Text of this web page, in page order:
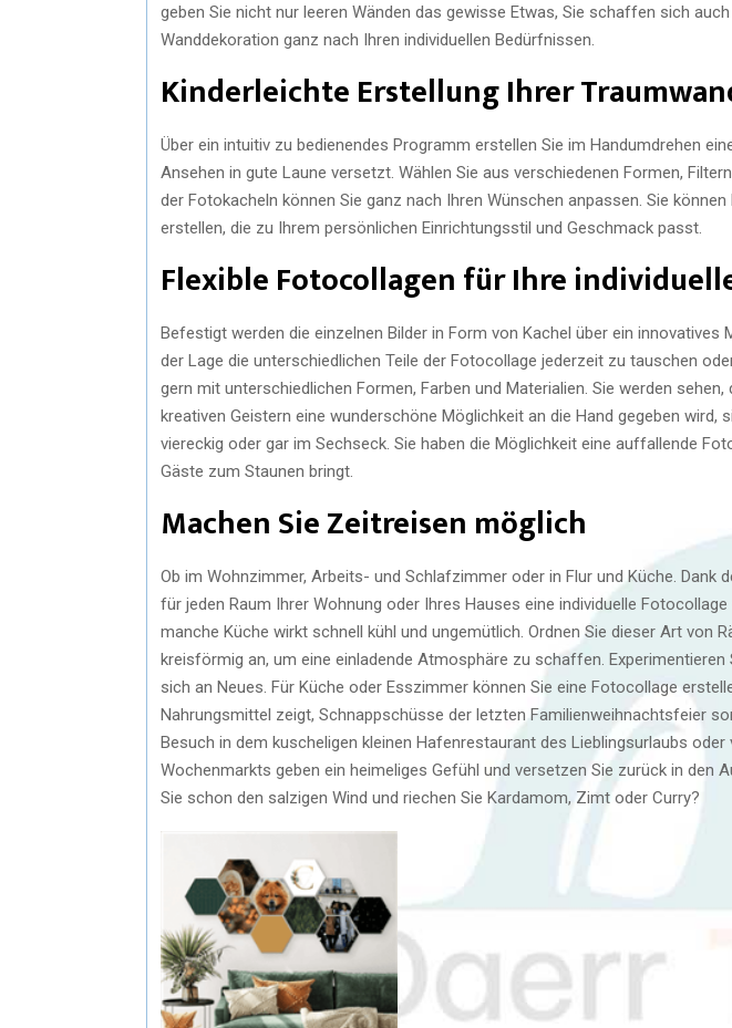
geben Sie nicht nur leeren Wänden das gewisse Etwas, Sie schaffen sich
Wanddekoration ganz nach Ihren individuellen Bedürfnissen.
Kinderleichte Erstellung Ihrer
Über ein intuitiv zu bedienendes Programm erstellen Sie im Handumdrehen
Ansehen in gute Laune versetzt. Wählen Sie aus verschiedenen Formen,
der Fotokacheln können Sie ganz nach Ihren Wünschen anpassen. Sie
erstellen, die zu Ihrem persönlichen Einrichtungsstil und Geschmack passt.
Flexible Fotocollagen für Ihre
Befestigt werden die einzelnen Bilder in Form von Kachel über ein innovatives
der Lage die unterschiedlichen Teile der Fotocollage jederzeit zu tauschen
gern mit unterschiedlichen Formen, Farben und Materialien. Sie werden
kreativen Geistern eine wunderschöne Möglichkeit an die Hand gegeben wird,
viereckig oder gar im Sechseck. Sie haben die Möglichkeit eine auffallende
Gäste zum Staunen bringt.
Machen Sie Zeitreisen möglich
Ob im Wohnzimmer, Arbeits- und Schlafzimmer oder in Flur und Küche. Dank
für jeden Raum Ihrer Wohnung oder Ihres Hauses eine individuelle
manche Küche wirkt schnell kühl und ungemütlich. Ordnen Sie dieser Art von
kreisförmig an, um eine einladende Atmosphäre zu schaffen. Experimentieren
sich an Neues. Für Küche oder Esszimmer können Sie eine Fotocollage
Nahrungsmittel zeigt, Schnappschüsse der letzten Familienweihnachtsfeier
Besuch in dem kuscheligen kleinen Hafenrestaurant des Lieblingsurlaubs
Wochenmarkts geben ein heimeliges Gefühl und versetzen Sie zurück in den
Sie schon den salzigen Wind und riechen Sie Kardamom, Zimt oder Curry?